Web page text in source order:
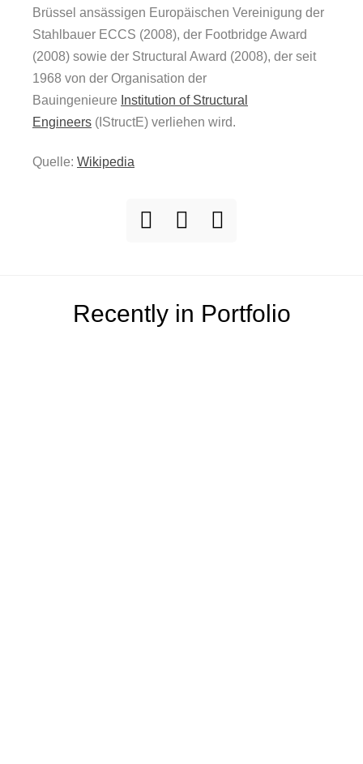
Brüssel ansässigen Europäischen Vereinigung der
Stahlbauer ECCS (2008), der Footbridge Award
(2008) sowie der Structural Award (2008), der seit
1968 von der Organisation der
Bauingenieure Institution of Structural
Engineers (IStructE) verliehen wird.
Quelle: Wikipedia
Recently in Portfolio